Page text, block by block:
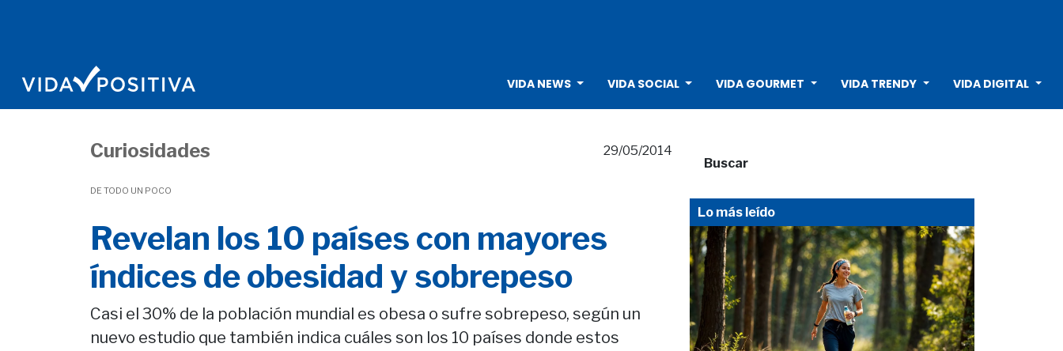
VIDA NEWS VIDA SOCIAL VIDA GOURMET VIDA TRENDY VIDA DIGITAL
Curiosidades
DE TODO UN POCO
29/05/2014
Revelan los 10 países con mayores
índices de obesidad y sobrepeso
Casi el 30% de la población mundial es obesa o sufre sobrepeso, según un
nuevo estudio que también indica cuáles son los 10 países donde estos
Buscar
Lo más leído